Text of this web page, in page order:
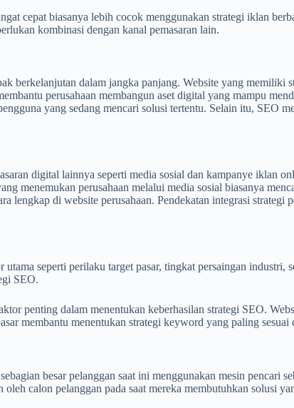
cepat biasanya lebih cocok menggunakan strategi iklan
kombinasi dengan kanal pemasaran lain.
berkelanjutan dalam jangka panjang. Website yang
perusahaan membangun aset digital yang mampu
yang sedang mencari solusi tertentu. Selain itu, SEO
digital lainnya seperti media sosial dan kampanye iklan
menemukan perusahaan melalui media sosial biasanya
lengkap di website perusahaan. Pendekatan integrasi
seperti perilaku target pasar, tingkat persaingan
SEO.
penting dalam menentukan keberhasilan strategi SEO.
membantu menentukan strategi keyword yang paling sesuai
besar pelanggan saat ini menggunakan mesin pencari
calon pelanggan pada saat mereka membutuhkan solusi